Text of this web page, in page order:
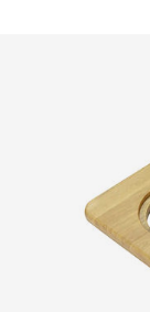
Provincia